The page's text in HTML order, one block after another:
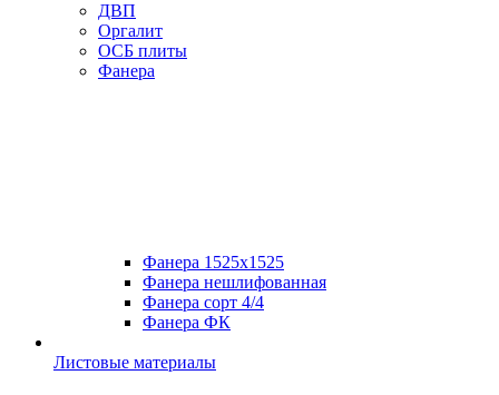
ДВП
Оргалит
ОСБ плиты
Фанера
Фанера 1525х1525
Фанера нешлифованная
Фанера сорт 4/4
Фанера ФК
Листовые материалы